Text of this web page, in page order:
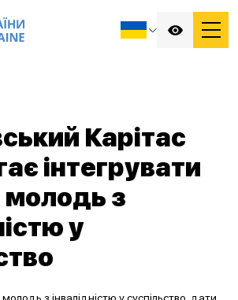
Карітас
інтегрувати
молодь з
у